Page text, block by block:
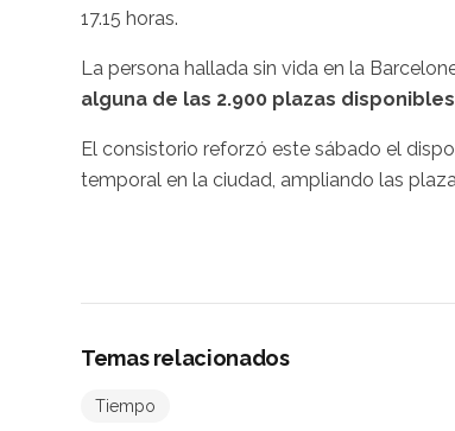
17.15 horas.
La persona hallada sin vida en la
alguna de las 2.900 plazas
El consistorio reforzó este sábado el
temporal en la ciudad, ampliando las
Temas relacionados
Tiempo